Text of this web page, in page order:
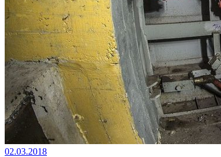
02.03.2018